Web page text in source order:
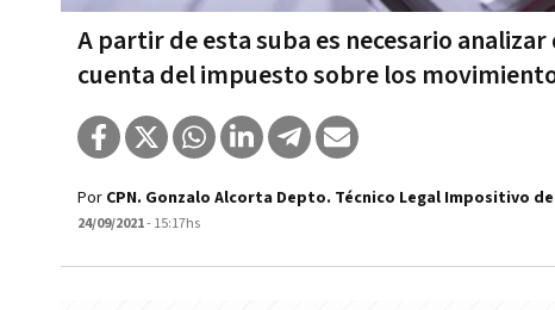
A partir de esta suba es necesario
cuenta del impuesto sobre los
Por CPN. Gonzalo Alcorta Depto. Técnico Legal Impositivo
24/09/2021- 15:17hs